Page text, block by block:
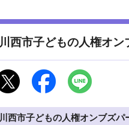
川西市子どもの人権オン
川西市子どもの人権オンブズ